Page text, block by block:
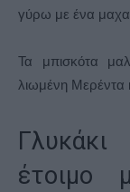
γύρω με ένα
Τα μπισκότα
λιωμένη Μερέντα
έτοιμο